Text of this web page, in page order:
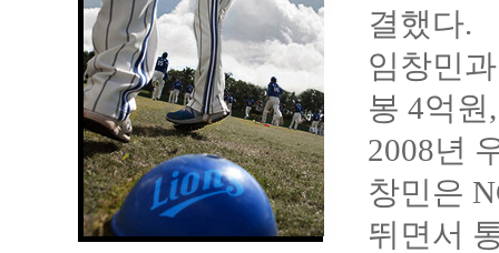
결했다.
임창민
봉 4억
2008년
창민은
뛰면서